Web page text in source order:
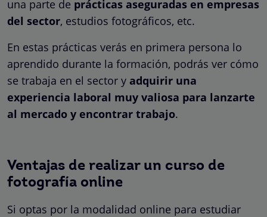
una parte de prácticas aseguradas en empresas
del sector, estudios fotográficos, etc.
En estas prácticas verás en primera persona lo
aprendido durante la formación, podrás ver cómo
se trabaja en el sector y adquirir una
experiencia laboral muy valiosa para lanzarte
al mercado y encontrar trabajo.
Ventajas de realizar un curso de
fotografía online
Si optas por la modalidad online para estudiar